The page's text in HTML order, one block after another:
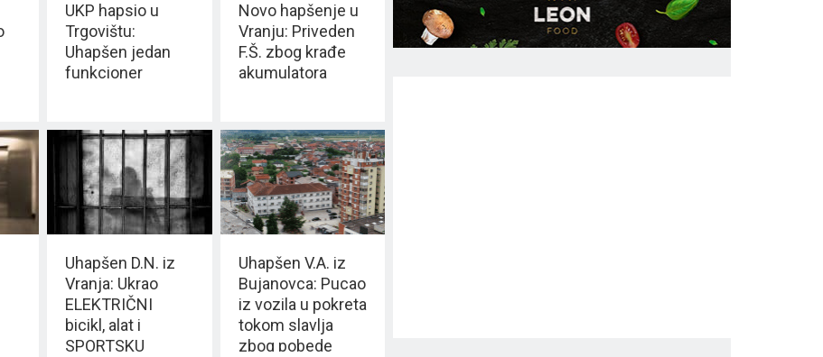
UKP hapsio u
Trgovištu:
Uhapšen jedan
funkcioner
Novo hapšenje u
Vranju: Priveden
F.Š. zbog krađe
akumulatora
Uhapšen D.N. iz
Vranja: Ukrao
ELEKTRIČNI
bicikl, alat i
SPORTSKU
Uhapšen V.A. iz
Bujanovca: Pucao
iz vozila u pokreta
tokom slavlja
zbog pobede